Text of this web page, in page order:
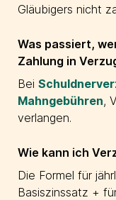
Gläubigers nicht
Was passiert,
Zahlung in
Bei
Mahngebühren,
verlangen.
Wie kann ich
Die Formel für
Basiszinssatz +